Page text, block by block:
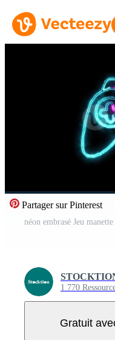
Partager sur Pinterest
1 770
Gratuit